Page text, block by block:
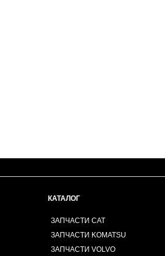
КАТАЛОГ
ЗАПЧАСТИ CAT
ЗАПЧАСТИ KOMATSU
ЗАПЧАСТИ VOLVO